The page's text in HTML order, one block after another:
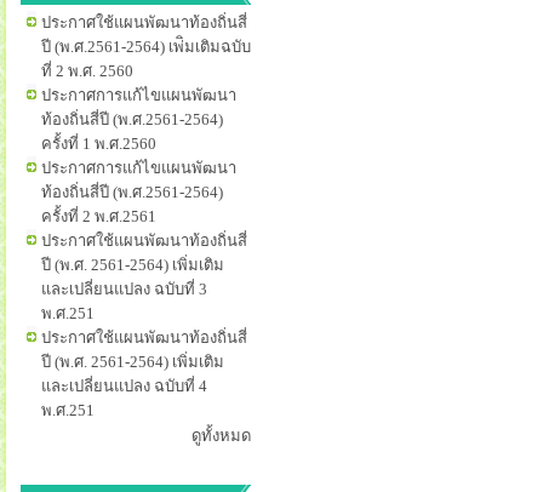
ประกาศใช้แผนพัฒนาท้องถิ่นสี่
ปี (พ.ศ.2561-2564) เพ่ิมเติมฉบับ
ที่ 2 พ.ศ. 2560
ประกาศการแก้ไขแผนพัฒนา
ท้องถิ่นสี่ปี (พ.ศ.2561-2564)
ครั้งที่ 1 พ.ศ.2560
ประกาศการแก้ไขแผนพัฒนา
ท้องถิ่นสี่ปี (พ.ศ.2561-2564)
ครั้งที่ 2 พ.ศ.2561
ประกาศใช้แผนพัฒนาท้องถิ่นสี่
ปี (พ.ศ. 2561-2564) เพิ่มเติม
และเปลี่ยนแปลง ฉบับที่ 3
พ.ศ.251
ประกาศใช้แผนพัฒนาท้องถิ่นสี่
ปี (พ.ศ. 2561-2564) เพิ่มเติม
และเปลี่ยนแปลง ฉบับที่ 4
พ.ศ.251
ดูทั้งหมด